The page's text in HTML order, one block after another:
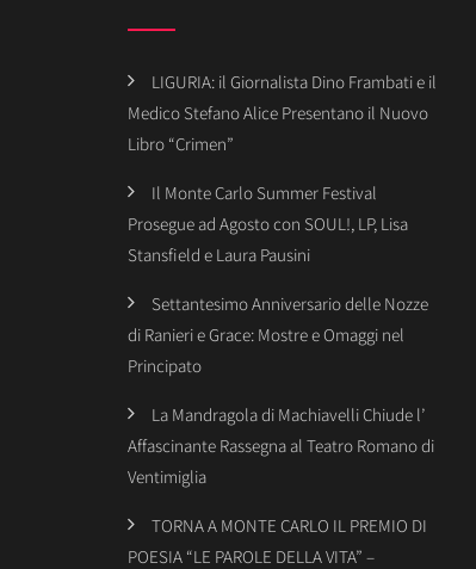
LIGURIA: il Giornalista Dino Frambati e il
Medico Stefano Alice Presentano il Nuovo
Libro “Crimen”
Il Monte Carlo Summer Festival
Prosegue ad Agosto con SOUL!, LP, Lisa
Stansfield e Laura Pausini
Settantesimo Anniversario delle Nozze
di Ranieri e Grace: Mostre e Omaggi nel
Principato
La Mandragola di Machiavelli Chiude l’
Affascinante Rassegna al Teatro Romano di
Ventimiglia
TORNA A MONTE CARLO IL PREMIO DI
POESIA “LE PAROLE DELLA VITA” –